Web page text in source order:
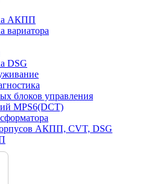
АКПП
вариатора
DSG
блоков управления
MPS6(DCT)
АКПП, CVT, DSG